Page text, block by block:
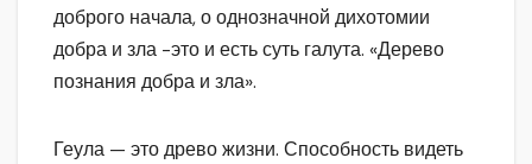
доброго начала, о однозначной дихотомии
добра и зла -это и есть суть галута. «Дерево
познания добра и зла».
Геула — это древо жизни. Способность видеть